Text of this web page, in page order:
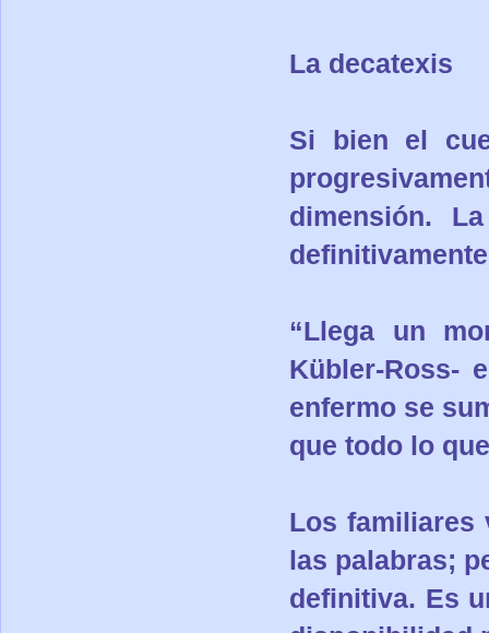
La decatexis
Si bien el
dimensión.
“Llega un
Kübler-Ross-
enfermo se
que todo lo
Los familiares
las palabras;
definitiva. Es